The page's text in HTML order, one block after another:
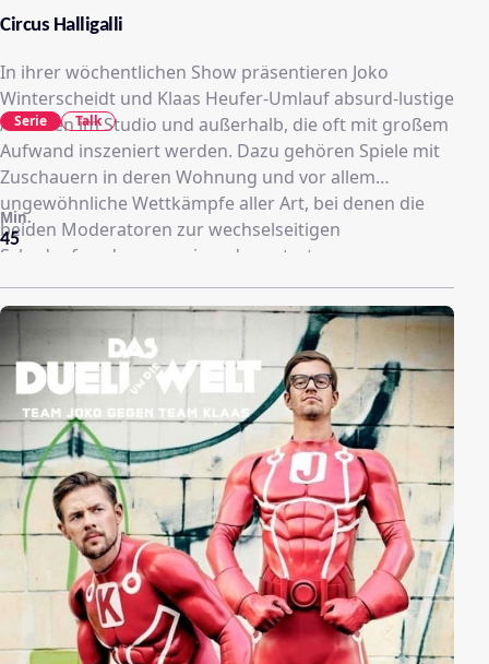
Circus Halligalli
In ihrer wöchentlichen Show präsentieren Joko
Winterscheidt und Klaas Heufer-Umlauf absurd-lustige
Aktionen im Studio und außerhalb, die oft mit großem
Aufwand inszeniert werden. Dazu gehören Spiele mit
Zuschauern in deren Wohnung und vor allem
ungewöhnliche Wettkämpfe aller Art, bei denen die
beiden Moderatoren zur wechselseitigen
Schadenfreude gegeneinander antreten.
Ungewöhnlich sind in der Regel auch die Situationen,
in denen deutsche und internationale Stars aus Musik-
und Showbusiness interviewt werden. Mal empfängt
Joko Hollywood-Schauspieler in einem als
Kellerverschlag eingerichteten Mini-Studio, ein
anderes Mal findet das Gespräch während einer
Achterbahnfahrt, unter Wasser oder mit anderen
Hindernissen statt, die die Kommunikation
erschweren. Zudem müssen sich die Promi-Gäste
ebenfalls regelmäßig bei Spielen im Studio gegen die
Moderatoren behaupten. Gags und Kommentare zu
aktuellen Themen der Woche sowie Auftritte
angesagter Musiker und Bands machen die Show
komplett.
45
Min.
Serie Talk